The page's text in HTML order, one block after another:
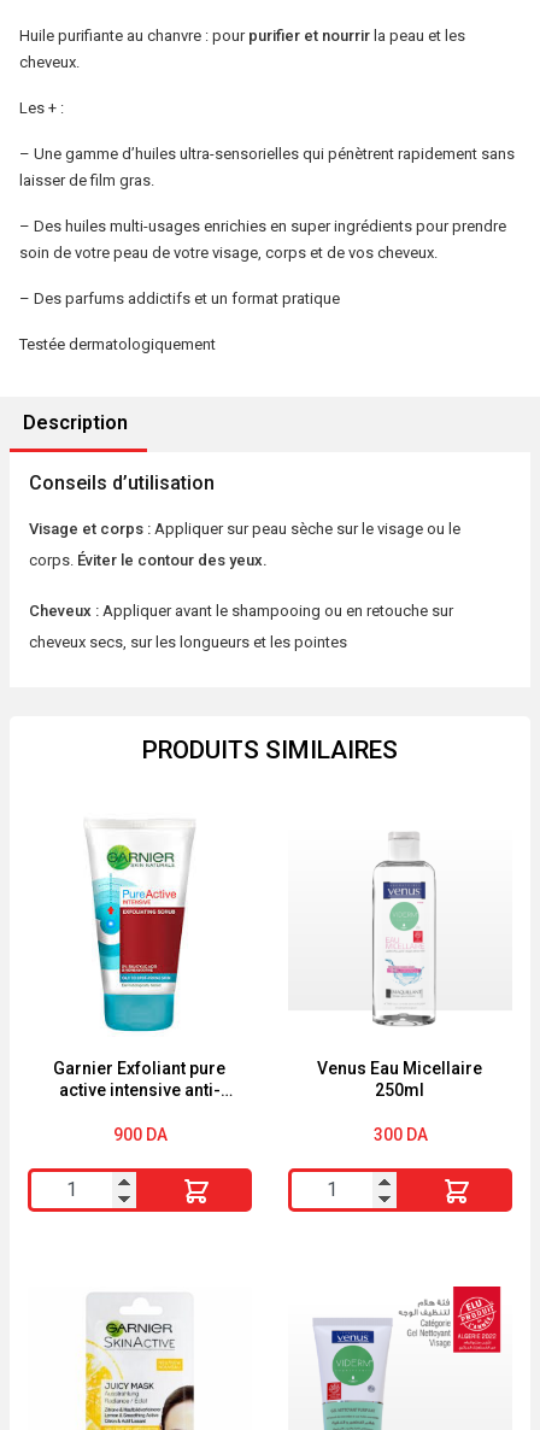
Huile purifiante au chanvre : pour purifier et nourrir la peau et les
cheveux.
Les + :
– Une gamme d’huiles ultra-sensorielles qui pénètrent rapidement sans
laisser de film gras.
– Des huiles multi-usages enrichies en super ingrédients pour prendre
soin de votre peau de votre visage, corps et de vos cheveux.
– Des parfums addictifs et un format pratique
Testée dermatologiquement
Description
Conseils d’utilisation
Visage et corps : Appliquer sur peau sèche sur le visage ou le
corps. Éviter le contour des yeux.
Cheveux : Appliquer avant le shampooing ou en retouche sur
cheveux secs, sur les longueurs et les pointes
PRODUITS SIMILAIRES
Garnier Exfoliant pure
active intensive anti-
900 DA
quantité
de
intensive
Venus Eau Micellaire
250ml
300 DA
quantité
de
Micellaire
250ml